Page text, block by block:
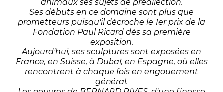
animaux ses sujets de prédilection.
Ses débuts en ce domaine sont plus que
prometteurs puisqu'il décroche le 1er prix de la
Fondation Paul Ricard dès sa première
exposition.
Aujourd'hui, ses sculptures sont exposées en
France, en Suisse, à Dubaï, en Espagne, où elles
rencontrent à chaque fois en engouement
général.